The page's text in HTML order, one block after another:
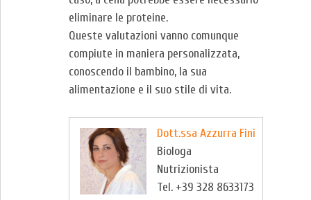
eliminare le proteine.
Queste valutazioni vanno comunque
compiute in maniera personalizzata,
conoscendo il bambino, la sua
alimentazione e il suo stile di vita.
Dott.ssa Azzurra Fini
Biologa
Nutrizionista
Tel. +39 328 8633173